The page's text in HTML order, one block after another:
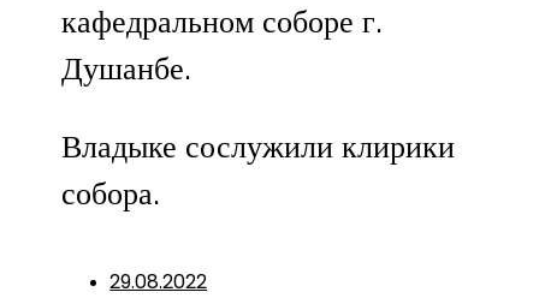
кафедральном соборе г.
Душанбе.
Владыке сослужили клирики
собора.
29.08.2022